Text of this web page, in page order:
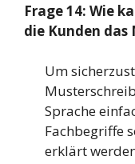
Frage 14: Wie
die Kunden das
Um
Sprache
Fachbegriffe
erklärt